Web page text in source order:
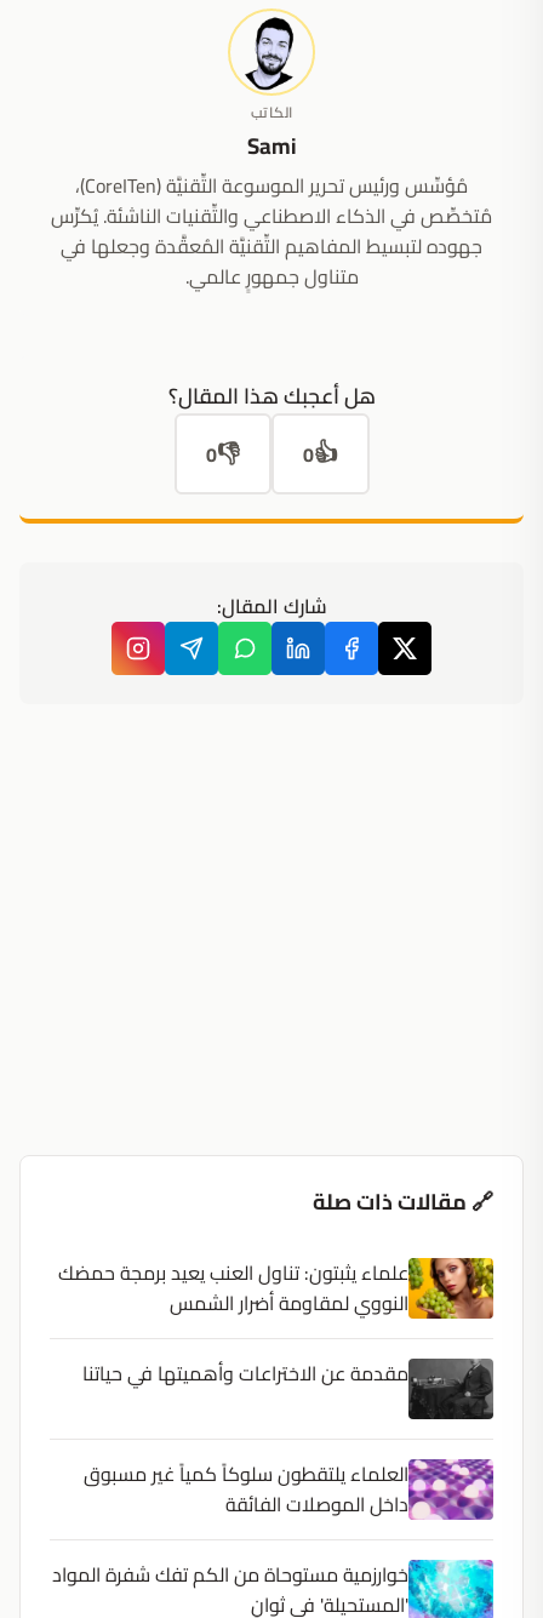
الكاتب
Sami
مُؤسِّس ورئيس تحرير الموسوعة التِّقنيَّة (CoreITen)،
مُتخصِّص في الذكاء الاصطناعي والتِّقنيات الناشئة. يُكرِّس
جهوده لتبسيط المفاهيم التِّقنيَّة المُعقَّدة وجعلها في
متناول جمهورٍ عالمي.
هل أعجبك هذا المقال؟
👍
0
👎
0
شارك المقال:
🔗 مقالات ذات صلة
علماء يثبتون: تناول العنب يعيد برمجة حمضك
النووي لمقاومة أضرار الشمس
مقدمة عن الاختراعات وأهميتها في حياتنا
العلماء يلتقطون سلوكاً كمياً غير مسبوق
داخل الموصلات الفائقة
خوارزمية مستوحاة من الكم تفك شفرة المواد
'المستحيلة' في ثوانٍ